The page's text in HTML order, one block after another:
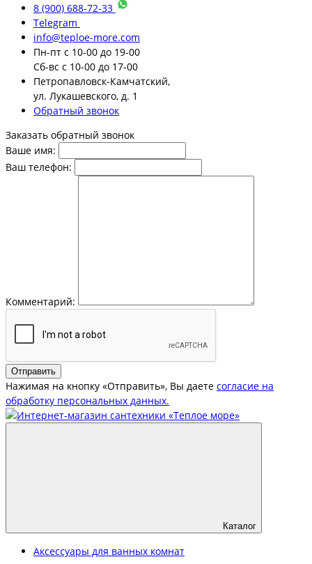
8 (900) 688-72-33
Telegram
info@teploe-more.com
Пн-пт с 10-00 до 19-00
Сб-вс с 10-00 до 17-00
Петропавловск-Камчатский,
ул. Лукашевского, д. 1
Обратный звонок
Заказать обратный звонок
Ваше имя:
Ваш телефон:
Комментарий:
Отправить
Нажимая на кнопку «Отправить», Вы даете согласие на
обработку персональных данных.
Каталог
Аксессуары для ванных комнат